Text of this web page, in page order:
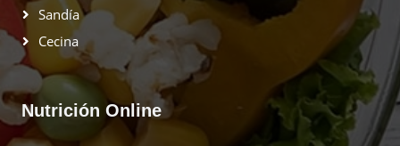
Sandía
Cecina
Nutrición Online